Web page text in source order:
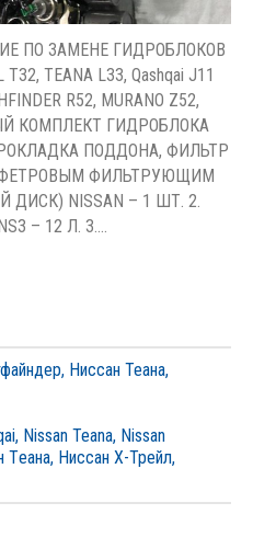
ПО ЗАМЕНЕ ГИДРОБЛОКОВ
TEANA L33, Qashqai J11
R52, MURANO Z52,
КОМПЛЕКТ ГИДРОБЛОКА
ПОДДОНА, ФИЛЬТР
ФИЛЬТРУЮЩИМ
NISSAN – 1 ШТ. 2.
– 12 Л. 3.…
, Ниссан Теана,
, Nissan Teana, Nissan
Тeана, Ниссан Х-Трейл,